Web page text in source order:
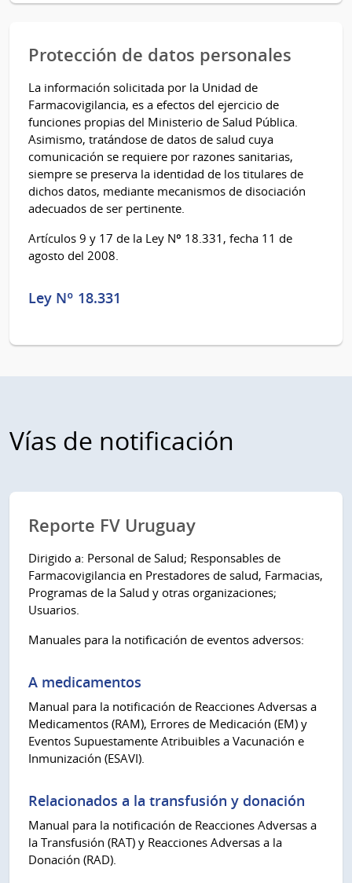
Protección de datos personales
La información solicitada por la Unidad de
Farmacovigilancia, es a efectos del ejercicio de
funciones propias del Ministerio de Salud Pública.
Asimismo, tratándose de datos de salud cuya
comunicación se requiere por razones sanitarias,
siempre se preserva la identidad de los titulares de
dichos datos, mediante mecanismos de disociación
adecuados de ser pertinente.
Artículos 9 y 17 de la Ley Nº 18.331, fecha 11 de
agosto del 2008.
Ley Nº 18.331
Vías de notificación
Reporte FV Uruguay
Dirigido a: Personal de Salud; Responsables de
Farmacovigilancia en Prestadores de salud, Farmacias,
Programas de la Salud y otras organizaciones;
Usuarios.
Manuales para la notificación de eventos adversos:
A medicamentos
Manual para la notificación de Reacciones Adversas a
Medicamentos (RAM), Errores de Medicación (EM) y
Eventos Supuestamente Atribuibles a Vacunación e
Inmunización (ESAVI).
Relacionados a la transfusión y donación
Manual para la notificación de Reacciones Adversas a
la Transfusión (RAT) y Reacciones Adversas a la
Donación (RAD).